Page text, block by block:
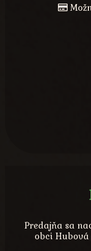
Predajňa sa
obci